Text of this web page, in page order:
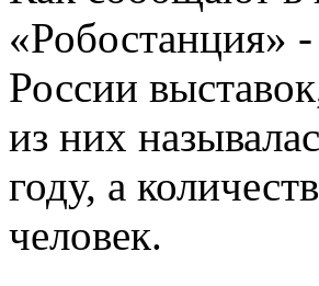
«Робостанция»
России
из них
году, а
человек.